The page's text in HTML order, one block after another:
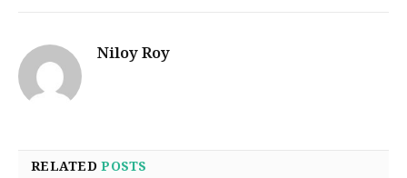
Niloy Roy
RELATEDPOSTS